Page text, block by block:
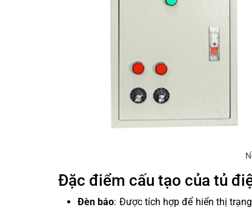
Đặc điểm cấu tạo của tủ
Đèn báo: Được tích hợp để hiển thị